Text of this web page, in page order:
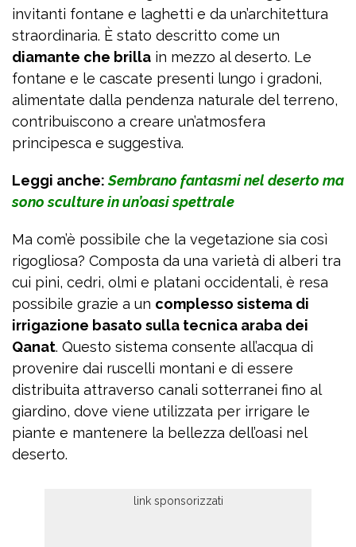
invitanti fontane e laghetti e da un’architettura
straordinaria. È stato descritto come un
diamante che brilla in mezzo al deserto. Le
fontane e le cascate presenti lungo i gradoni,
alimentate dalla pendenza naturale del terreno,
contribuiscono a creare un’atmosfera
principesca e suggestiva.
Leggi anche:Sembrano fantasmi nel deserto ma
sono sculture in un’oasi spettrale
Ma com’è possibile che la vegetazione sia così
rigogliosa? Composta da una varietà di alberi tra
cui pini, cedri, olmi e platani occidentali, è resa
possibile grazie a un complesso sistema di
irrigazione basato sulla tecnica araba dei
Qanat. Questo sistema consente all’acqua di
provenire dai ruscelli montani e di essere
distribuita attraverso canali sotterranei fino al
giardino, dove viene utilizzata per irrigare le
piante e mantenere la bellezza dell’oasi nel
deserto.